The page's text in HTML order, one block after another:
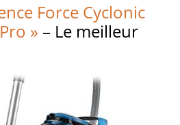
Force Cyclonic
» – Le meilleur